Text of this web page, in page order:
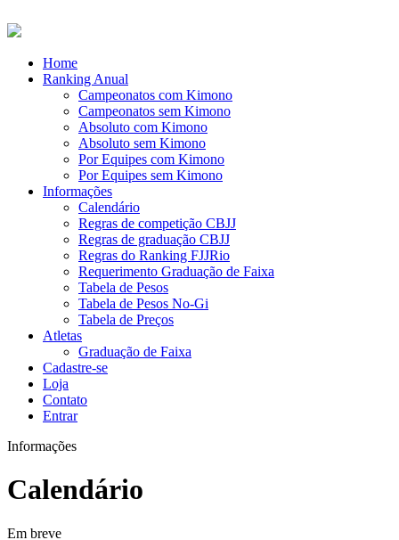
Home
Ranking Anual
Campeonatos com Kimono
Campeonatos sem Kimono
Absoluto com Kimono
Absoluto sem Kimono
Por Equipes com Kimono
Por Equipes sem Kimono
Informações
Calendário
Regras de competição CBJJ
Regras de graduação CBJJ
Regras do Ranking FJJRio
Requerimento Graduação de Faixa
Tabela de Pesos
Tabela de Pesos No-Gi
Tabela de Preços
Atletas
Graduação de Faixa
Cadastre-se
Loja
Contato
Entrar
Informações
Calendário
Em breve